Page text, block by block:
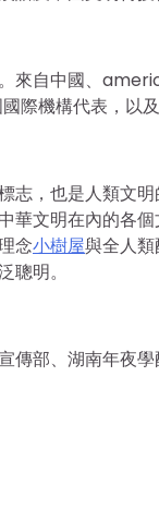
來自中國、
際機構代表，以
志，也是人類文
華文明在內的各
念小樹屋與全人
明。
傳部、湖南年夜